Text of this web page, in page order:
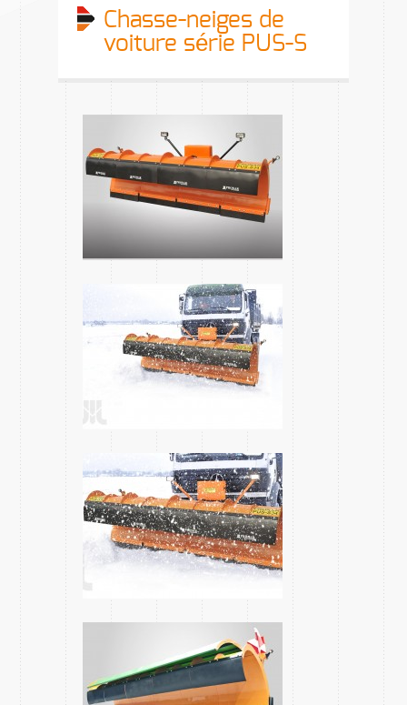
Chasse-neiges de
voiture série PUS-S